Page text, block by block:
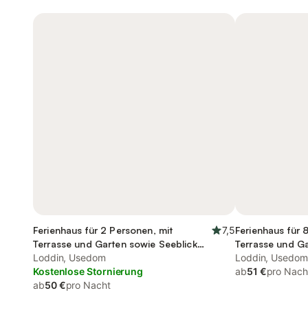
Ferienhaus für 2 Personen, mit
Terrasse und Garten sowie Seeblick
und Ausblick
7,5
Loddin, Usedom
Kostenlose Stornierung
ab50 €pro Nacht
Ferienhaus für
Terrasse und
Loddin, Usedom
ab51 €pro